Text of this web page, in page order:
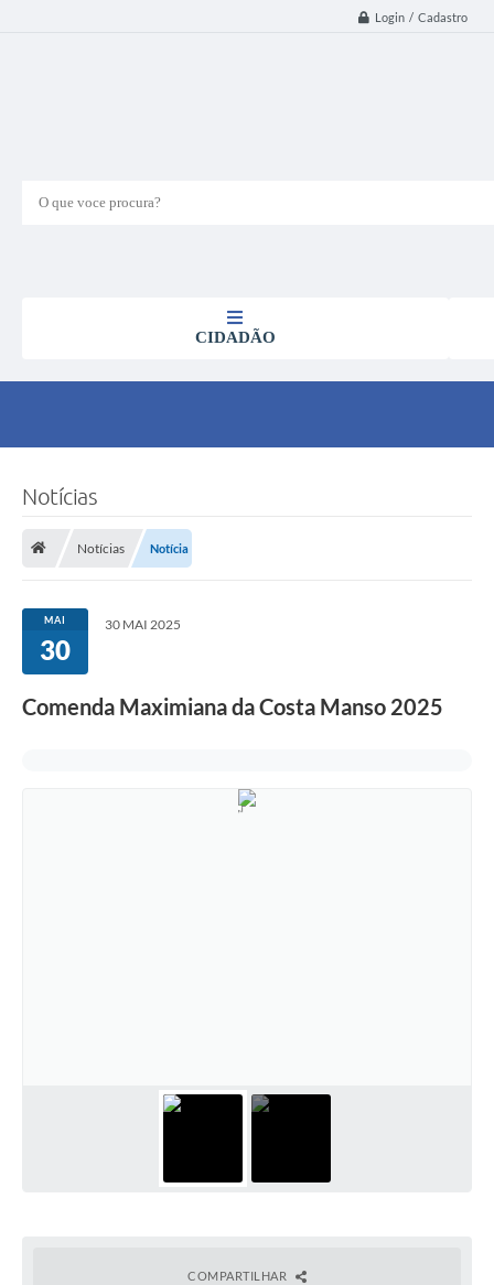
Login / Cadastro
O que voce procura?
CIDADÃO
Notícias
Notícias Notícia
MAI
30
30 MAI 2025
Comenda Maximiana da Costa Manso 2025
COMPARTILHAR